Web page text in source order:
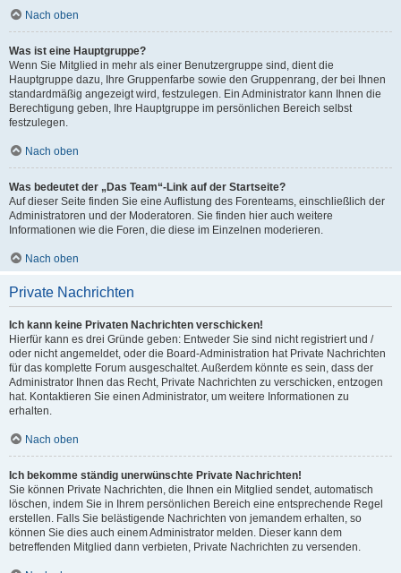
Nach oben
Was ist eine Hauptgruppe?
Wenn Sie Mitglied in mehr als einer Benutzergruppe sind, dient die
Hauptgruppe dazu, Ihre Gruppenfarbe sowie den Gruppenrang, der bei Ihnen
standardmäßig angezeigt wird, festzulegen. Ein Administrator kann Ihnen die
Berechtigung geben, Ihre Hauptgruppe im persönlichen Bereich selbst
festzulegen.
Nach oben
Was bedeutet der „Das Team“-Link auf der Startseite?
Auf dieser Seite finden Sie eine Auflistung des Forenteams, einschließlich der
Administratoren und der Moderatoren. Sie finden hier auch weitere
Informationen wie die Foren, die diese im Einzelnen moderieren.
Nach oben
Private Nachrichten
Ich kann keine Privaten Nachrichten verschicken!
Hierfür kann es drei Gründe geben: Entweder Sie sind nicht registriert und /
oder nicht angemeldet, oder die Board-Administration hat Private Nachrichten
für das komplette Forum ausgeschaltet. Außerdem könnte es sein, dass der
Administrator Ihnen das Recht, Private Nachrichten zu verschicken, entzogen
hat. Kontaktieren Sie einen Administrator, um weitere Informationen zu
erhalten.
Nach oben
Ich bekomme ständig unerwünschte Private Nachrichten!
Sie können Private Nachrichten, die Ihnen ein Mitglied sendet, automatisch
löschen, indem Sie in Ihrem persönlichen Bereich eine entsprechende Regel
erstellen. Falls Sie belästigende Nachrichten von jemandem erhalten, so
können Sie dies auch einem Administrator melden. Dieser kann dem
betreffenden Mitglied dann verbieten, Private Nachrichten zu versenden.